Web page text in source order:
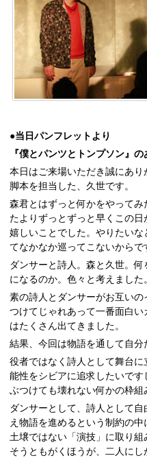
●当日パンフレットより
『僕とパンツとトンプソン
本日はご来場いただき誠にあり
脚本を担当した、久世です。
森君とはずっと何かをやって
たよりずっとずっと早くこの
嬉しいことでした。やりたい
てなかなか巡ってこないからで
ダンサーと詩人。森と久世。
になるのか。色々と考えました
素の詩人とダンサーがお互い
つけてじゃれあって一番面白
はたくさん出てきました。
結果、今回は物語を通して自分
役者ではなく詩人として舞台
能性をシビアに追求したいで
ぶつけても壊れない何かの枠組
ダンサーとして、詩人として
え物語を進めるという制約の
土壌ではない「演技」に取り
そうともがくほうが、二人に